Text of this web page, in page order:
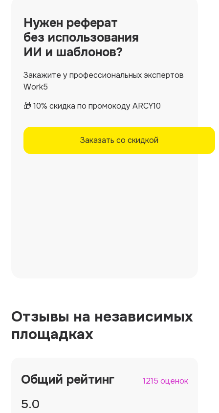
Нужен реферат
без использования
ИИ и шаблонов?
Закажите у профессиональных экспертов
Work5
🎁 10% скидка по промокоду ARCY10
Заказать со скидкой
Отзывы на независимых
площадках
Общий рейтинг 1215 оценок
5.0